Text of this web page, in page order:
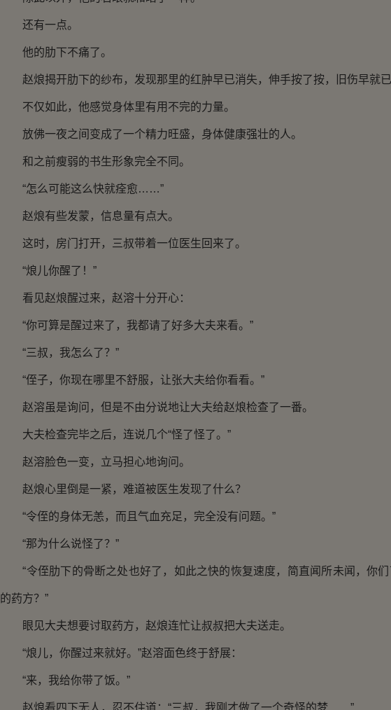
还有一点。
他的肋下不痛了。
赵烺揭开肋下的纱布，发现那里的红肿早已消失，伸手按了按，旧伤早就
不仅如此，他感觉身体里有用不完的力量。
放佛一夜之间变成了一个精力旺盛，身体健康强壮的人。
和之前瘦弱的书生形象完全不同。
“怎么可能这么快就痊愈……”
赵烺有些发蒙，信息量有点大。
这时，房门打开，三叔带着一位医生回来了。
“烺儿你醒了！”
看见赵烺醒过来，赵溶十分开心：
“你可算是醒过来了，我都请了好多大夫来看。”
“三叔，我怎么了？”
“侄子，你现在哪里不舒服，让张大夫给你看看。”
赵溶虽是询问，但是不由分说地让大夫给赵烺检查了一番。
大夫检查完毕之后，连说几个“怪了怪了。”
赵溶脸色一变，立马担心地询问。
赵烺心里倒是一紧，难道被医生发现了什么？
“令侄的身体无恙，而且气血充足，完全没有问题。”
“那为什么说怪了？”
“令侄肋下的骨断之处也好了，如此之快的恢复速度，简直闻所未闻，你们
的药方？”
眼见大夫想要讨取药方，赵烺连忙让叔叔把大夫送走。
“烺儿，你醒过来就好。”赵溶面色终于舒展：
“来，我给你带了饭。”
赵烺看四下无人，忍不住道：“三叔，我刚才做了一个奇怪的梦……”